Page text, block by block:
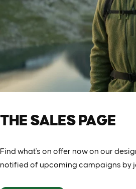
THE SALES PAGE
Find what's on offer now on our
notified of upcoming campaigns by